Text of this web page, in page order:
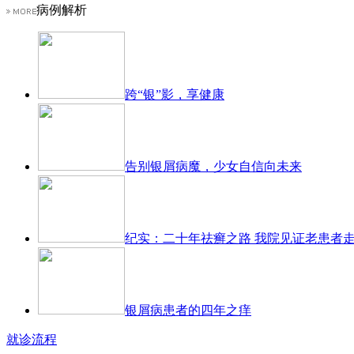
病例解析
跨“银”影，享健康
告别银屑病魔，少女自信向未来
纪实：二十年祛癣之路 我院见证老患者
银屑病患者的四年之痒
就诊流程